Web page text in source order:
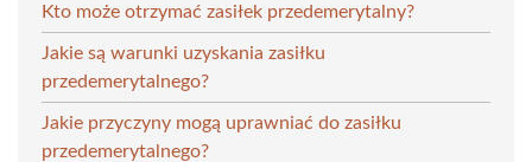
Kto może otrzymać zasiłek przedemerytalny?
Jakie są warunki uzyskania zasiłku
przedemerytalnego?
Jakie przyczyny mogą uprawniać do zasiłku
przedemerytalnego?